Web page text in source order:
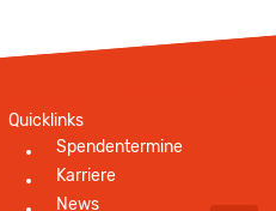
Quicklinks
Spendentermine
Karriere
News